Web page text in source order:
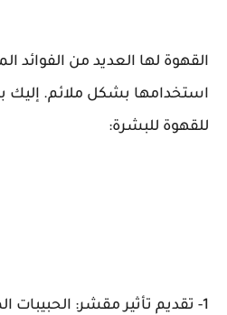
القهوة لها العديد من الفوائد
استخدامها بشكل ملائم. إليك
للقهوة للبشرة:
1- تقديم تأثير مقشر: الحبيبات